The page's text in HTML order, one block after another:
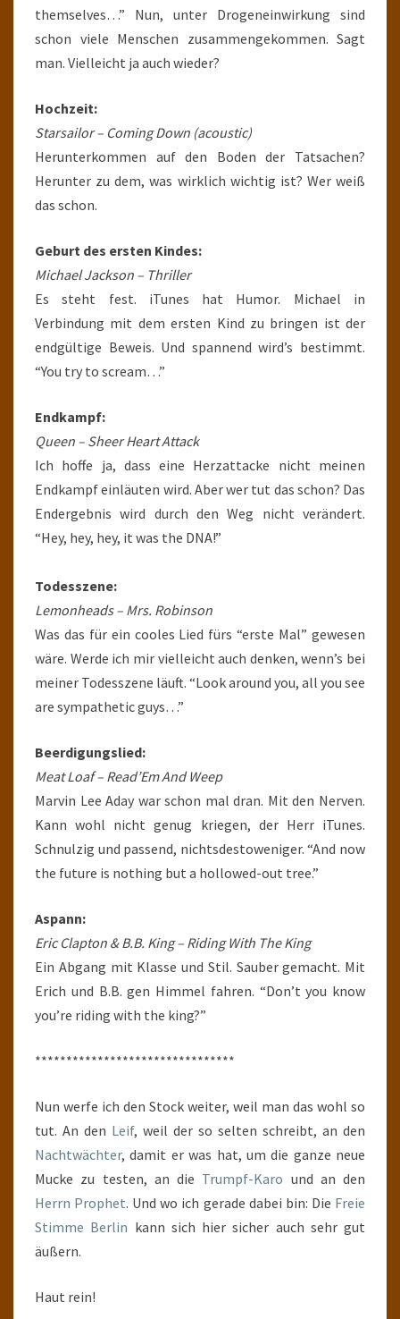
themselves…” Nun, unter Drogeneinwirkung sind
schon viele Menschen zusammengekommen. Sagt
man. Vielleicht ja auch wieder?
Hochzeit:
Starsailor – Coming Down (acoustic)
Herunterkommen auf den Boden der Tatsachen?
Herunter zu dem, was wirklich wichtig ist? Wer weiß
das schon.
Geburt des ersten Kindes:
Michael Jackson – Thriller
Es steht fest. iTunes hat Humor. Michael in
Verbindung mit dem ersten Kind zu bringen ist der
endgültige Beweis. Und spannend wird’s bestimmt.
“You try to scream…”
Endkampf:
Queen – Sheer Heart Attack
Ich hoffe ja, dass eine Herzattacke nicht meinen
Endkampf einläuten wird. Aber wer tut das schon? Das
Endergebnis wird durch den Weg nicht verändert.
“Hey, hey, hey, it was the DNA!”
Todesszene:
Lemonheads – Mrs. Robinson
Was das für ein cooles Lied fürs “erste Mal” gewesen
wäre. Werde ich mir vielleicht auch denken, wenn’s bei
meiner Todesszene läuft. “Look around you, all you see
are sympathetic guys…”
Beerdigungslied:
Meat Loaf – Read’Em And Weep
Marvin Lee Aday war schon mal dran. Mit den Nerven.
Kann wohl nicht genug kriegen, der Herr iTunes.
Schnulzig und passend, nichtsdestoweniger. “And now
the future is nothing but a hollowed-out tree.”
Aspann:
Eric Clapton & B.B. King – Riding With The King
Ein Abgang mit Klasse und Stil. Sauber gemacht. Mit
Erich und B.B. gen Himmel fahren. “Don’t you know
you’re riding with the king?”
********************************
Nun werfe ich den Stock weiter, weil man das wohl so
tut. An den Leif, weil der so selten schreibt, an den
Nachtwächter, damit er was hat, um die ganze neue
Mucke zu testen, an die Trumpf-Karo und an den
Herrn Prophet. Und wo ich gerade dabei bin: Die Freie
Stimme Berlin kann sich hier sicher auch sehr gut
äußern.
Haut rein!